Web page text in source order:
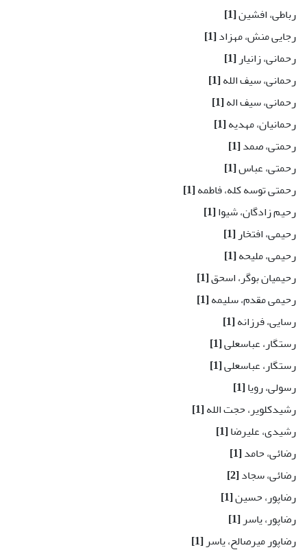
رباطی، افشین[1]
رجایی منش، مهزاد[1]
رحمانی، زانیار[1]
رحمانی، سیف الله[1]
رحمانی، سیف اله[1]
رحمانیان، مهدیه[1]
رحمتی، صمد[1]
رحمتی، عباس[1]
رحمتی توسه کله، فاطمه[1]
رحیم زادگان، شیوا[1]
رحیمی، افتخار[1]
رحیمی، ملیحه[1]
رحیمیان بوگر، اسحق[1]
رحیمی مقدم، سلیمه[1]
رسایی، فرزانه[1]
رستگار، عباسعلی[1]
رستگار، عباسعلی[1]
رسولی، رویا[1]
رشیدکلویر، حجت الله[1]
رشیدی، علیرضا[1]
رضائی، حامد[1]
رضائی، سجاد[2]
رضاپور، حسین[1]
رضاپور، یاسر[1]
رضاپور میرصالح، یاسر[1]